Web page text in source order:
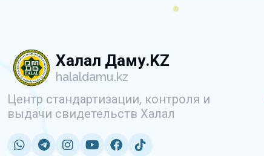
Халал Даму.KZ
halaldamu.kz
Центр стандартизации, контроля и
выдачи свидетельств Халал